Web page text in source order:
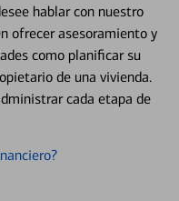
hablar con nuestro
ofrecer asesoramiento y
como planificar su
de una vivienda.
cada etapa de